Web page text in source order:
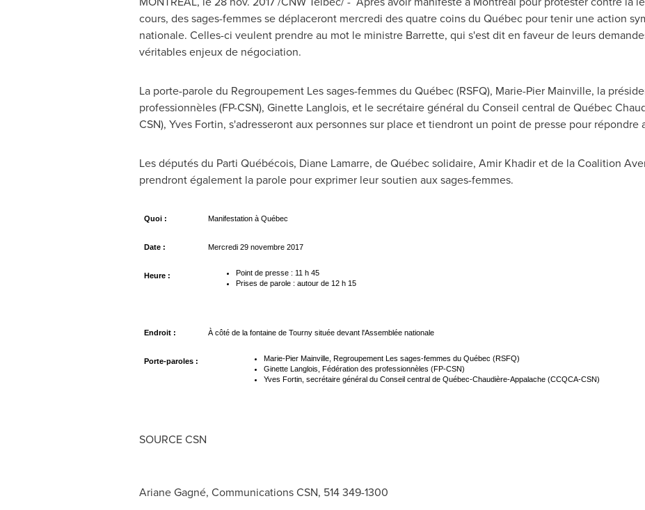
cours, des sages-femmes se déplaceront mercredi des quatre coins du Québec pour tenir une action
nationale. Celles-ci veulent prendre au mot le ministre Barrette, qui s'est dit en faveur de leurs
véritables enjeux de négociation.
La porte-parole du Regroupement Les sages-femmes du Québec (RSFQ), Marie-Pier Mainville, la
professionnèles (FP-CSN), Ginette Langlois, et le secrétaire général du Conseil central de Québec
CSN), Yves Fortin, s'adresseront aux personnes sur place et tiendront un point de presse pour répondre
Les députés du Parti Québécois, Diane Lamarre, de Québec solidaire, Amir Khadiret de la Coalition
prendront également la parole pour exprimer leur soutien aux sages-femmes.
Quoi : Manifestation à Québec
Date : Mercredi 29 novembre 2017
Heure :
Point de presse : 11 h 45
Prises de parole : autour de 12 h 15
Endroit : À côté de la fontaine de Tourny située devant l'Assemblée nationale
Porte-paroles :
Marie-Pier Mainville, Regroupement Les sages-femmes du Québec (RSFQ)
Ginette Langlois, Fédération des professionnèles (FP-CSN)
Yves Fortin, secrétaire général du Conseil central de Québec-Chaudière-Appalache (CCQCA-CSN)
SOURCE CSN
Ariane Gagné, Communications CSN, 514 349-1300